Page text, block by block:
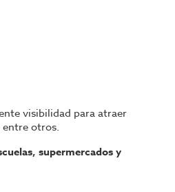
visibilidad para atraer
otros.
supermercados y